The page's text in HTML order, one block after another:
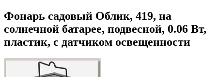
Фонарь садовый Облик, 419, на
солнечной батарее, подвесной, 0.06 Вт,
пластик, с датчиком освещенности